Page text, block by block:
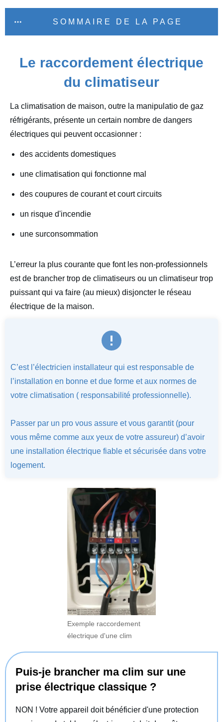
SOMMAIRE DE LA PAGE
Le raccordement électrique
du climatiseur
La climatisation de maison, outre la manipulatio de gaz
réfrigérants, présente un certain nombre de dangers
électriques qui peuvent occasionner :
des accidents domestiques
une climatisation qui fonctionne mal
des coupures de courant et court circuits
un risque d'incendie
une surconsommation
L’erreur la plus courante que font les non-professionnels
est de brancher trop de climatiseurs ou un climatiseur trop
puissant qui va faire (au mieux) disjoncter le réseau
électrique de la maison.
C’est l’électricien installateur qui est responsable de
l’installation en bonne et due forme et aux normes de
votre climatisation ( responsabilité professionnelle).
Passer par un pro vous assure et vous garantit (pour
vous même comme aux yeux de votre assureur) d’avoir
une installation électrique fiable et sécurisée dans votre
logement.
Exemple raccordement
électrique d'une clim
Puis-je brancher ma clim sur une
prise électrique classique ?
NON ! Votre appareil doit bénéficier d'une protection